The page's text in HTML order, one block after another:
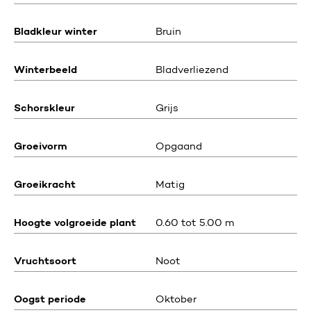
Bladkleur winter Bruin
Winterbeeld Bladverliezend
Schorskleur Grijs
Groeivorm Opgaand
Groeikracht Matig
Hoogte volgroeide plant 0.60 tot 5.00 m
Vruchtsoort Noot
Oogst periode Oktober